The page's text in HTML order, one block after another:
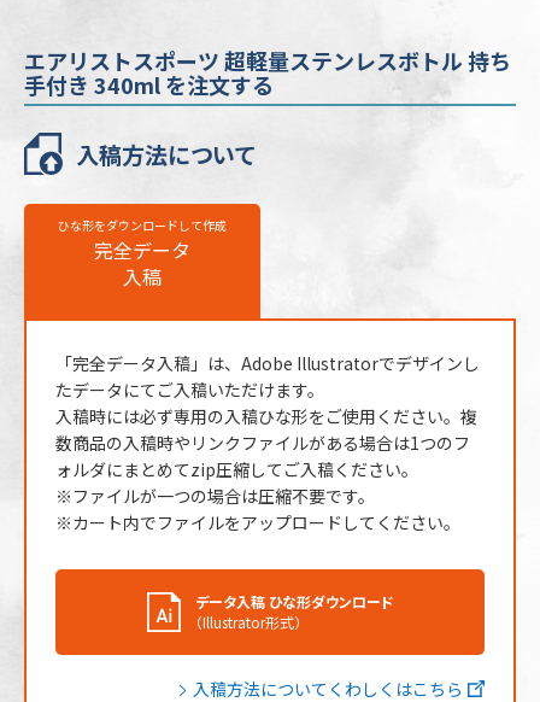
ル 持ち手付き 340mlの名入れ仕様
名入れ箇所
側面（底から約10mmあける）
名入れ色
標準カラー24色より1色選択
※ 再注文の際、仕上がりには商品の個体差や名入れ位置・色に若干の差が
エアリストスポーツ 超軽量ステンレスボトル 持ち
手付き 340ml を注文する
入稿方法について
ひな形をダウンロードして作成
完全データ
入稿
「完全データ入稿」は、Adobe Illustratorでデザインし
たデータにてご入稿いただけます。
入稿時には必ず専用の入稿ひな形をご使用ください。複
数商品の入稿時やリンクファイルがある場合は1つのフ
ォルダにまとめてzip圧縮してご入稿ください。
※ファイルが一つの場合は圧縮不要です。
※カート内でファイルをアップロードしてください。
データ入稿 ひな形ダウンロード
（Illustrator形式）
入稿方法についてくわしくはこちら